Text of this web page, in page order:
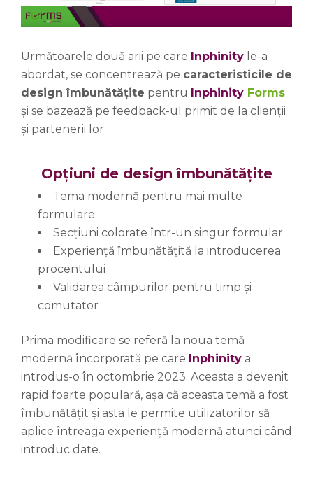
Următoarele două arii pe care Inphinity le-a
abordat, se concentrează pe caracteristicile de
design îmbunătățite pentru Inphinity Forms
și se bazează pe feedback-ul primit de la clienții
și partenerii lor.
Opțiuni de design îmbunătățite
Tema modernă pentru mai multe
formulare
Secțiuni colorate într-un singur formular
Experiență îmbunătățită la introducerea
procentului
Validarea câmpurilor pentru timp și
comutator
Prima modificare se referă la noua temă
modernă încorporată pe care Inphinity a
introdus-o în octombrie 2023. Aceasta a devenit
rapid foarte populară, așa că aceasta temă a fost
îmbunătățit și asta le permite utilizatorilor să
aplice întreaga experiență modernă atunci când
introduc date.